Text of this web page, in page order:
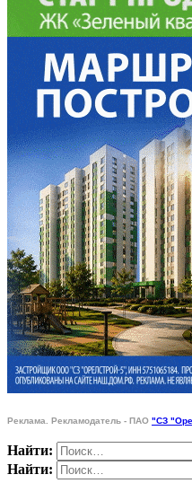
Реклама. Рекламодатель - ПАО "СЗ
Найти:
Найти: